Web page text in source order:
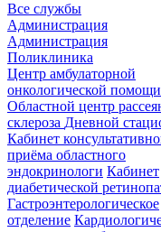
Все службы
Администрация
Администрация
Поликлиника
Центр амбулаторной
онкологической помощи
Областной центр
склероза Дневной
Кабинет
приёма областного
эндокринологи Кабинет
диабетической
Гастроэнтерологическое
отделение